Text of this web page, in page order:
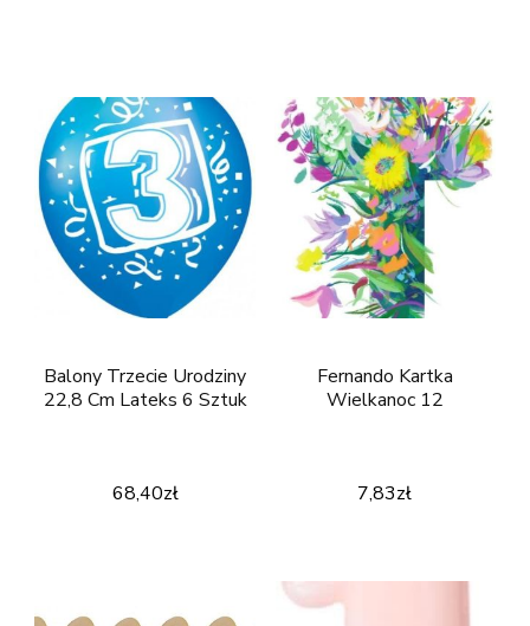
Balony Trzecie Urodziny
22,8 Cm Lateks 6 Sztuk
68,40zł
Fernando Kartka
Wielkanoc 12
7,83zł